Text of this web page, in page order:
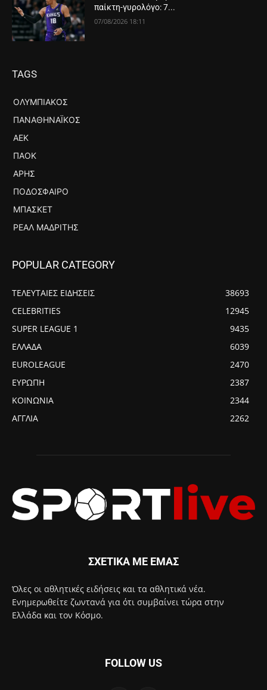
παίκτη-γυρολόγο: 7...
07/08/2026 18:11
TAGS
ΟΛΥΜΠΙΑΚΌΣ
ΠΑΝΑΘΗΝΑΪΚΌΣ
ΑΕΚ
ΠΑΟΚ
ΆΡΗΣ
ΠΟΔΌΣΦΑΙΡΟ
ΜΠΆΣΚΕΤ
ΡΕΆΛ ΜΑΔΡΊΤΗΣ
POPULAR CATEGORY
ΤΕΛΕΥΤΑΙΕΣ ΕΙΔΗΣΕΙΣ
38693
CELEBRITIES
12945
SUPER LEAGUE 1
9435
ΕΛΛΑΔΑ
6039
EUROLEAGUE
2470
ΕΥΡΩΠΗ
2387
ΚΟΙΝΩΝΙΑ
2344
ΑΓΓΛΙΑ
2262
ΣΧΕΤΙΚΑ ΜΕ ΕΜΑΣ
Όλες οι αθλητικές ειδήσεις και τα αθλητικά νέα.
Ενημερωθείτε ζωντανά για ότι συμβαίνει τώρα στην
Ελλάδα και τον Κόσμο.
FOLLOW US